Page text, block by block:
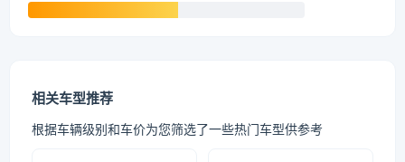
相关车型推荐
根据车辆级别和车价为您筛选了一些热门车型供参考